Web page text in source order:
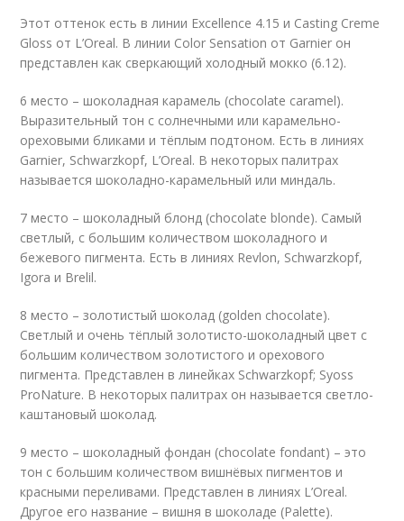
Этот оттенок есть в линии Excellence 4.15 и Casting Creme
Gloss от L’Oreal. В линии Color Sensation от Garnier он
представлен как сверкающий холодный мокко (6.12).
6 место – шоколадная карамель (chocolate caramel).
Выразительный тон с солнечными или карамельно-
ореховыми бликами и тёплым подтоном. Есть в линиях
Garnier, Schwarzkopf, L’Oreal. В некоторых палитрах
называется шоколадно-карамельный или миндаль.
7 место – шоколадный блонд (chocolate blonde). Самый
светлый, с большим количеством шоколадного и
бежевого пигмента. Есть в линиях Revlon, Schwarzkopf,
Igora и Brelil.
8 место – золотистый шоколад (golden chocolate).
Светлый и очень тёплый золотисто-шоколадный цвет с
большим количеством золотистого и орехового
пигмента. Представлен в линейках Schwarzkopf; Syoss
ProNature. В некоторых палитрах он называется светло-
каштановый шоколад.
9 место – шоколадный фондан (chocolate fondant) – это
тон с большим количеством вишнёвых пигментов и
красными переливами. Представлен в линиях L’Oreal.
Другое его название – вишня в шоколаде (Palette).